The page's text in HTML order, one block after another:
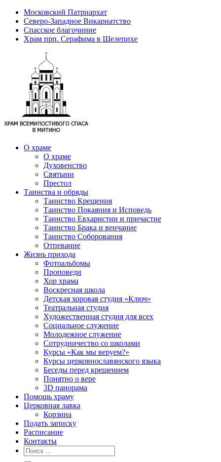
Московский Патриархат
Северо-Западное Викариатство
Спасское благочиние
Храм прп. Серафима в Шелепихе
О храме
О храме
Духовенство
Святыни
Престол
Таинства и обряды
Таинство Крещения
Таинство Покаяния и Исповедь
Таинство Евхаристии и причастие
Таинство Брака и венчание
Таинство Соборования
Отпевание
Жизнь прихода
Фотоальбомы
Проповеди
Хор храма
Воскресная школа
Детская хоровая студия «Ключ»
Театральная студия
Х​удожественная студия для всех
Социальное служение
Молодежное служение
Сотрудничество со школами
Курсы «Как мы веруем?»
Курсы церковнославянского языка
Беседы перед крещением
Понятно о вере
3D панорама
Помощь храму
Церковная лавка
Корзина
Подать записку
Расписание
Контакты